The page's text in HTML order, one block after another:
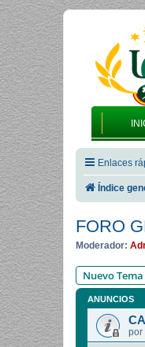
Enlaces
Índice
FORO
Moderador:
Nuevo Tema
ANUNCIOS
por